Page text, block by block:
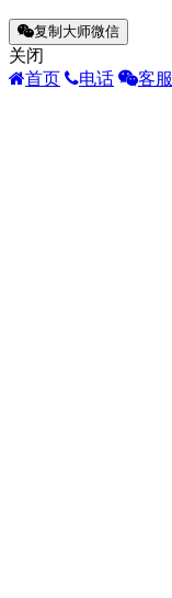
复制大师微信
关闭
首页
电话 客服